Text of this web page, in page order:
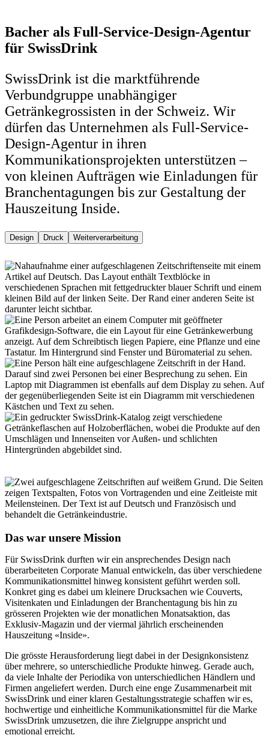
Bacher als Full-Service-Design-Agentur
für SwissDrink
SwissDrink ist die marktführende
Verbundgruppe unabhängiger
Getränkegrossisten in der Schweiz. Wir
dürfen das Unternehmen als Full-Service-
Design-Agentur in ihren
Kommunikationsprojekten unterstützen –
von kleinen Aufträgen wie Einladungen für
Branchentagungen bis zur Gestaltung der
Hauszeitung Inside.
Design Druck Weiterverarbeitung
Das war unsere Mission
Für SwissDrink durften wir ein ansprechendes Design nach
überarbeiteten Corporate Manual entwickeln, das über verschiedene
Kommunikationsmittel hinweg konsistent geführt werden soll.
Konkret ging es dabei um kleinere Drucksachen wie Couverts,
Visitenkaten und Einladungen der Branchentagung bis hin zu
grösseren Projekten wie der monatlichen Monatsaktion, das
Exklusiv-Magazin und der viermal jährlich erscheinenden
Hauszeitung «Inside».
Die grösste Herausforderung liegt dabei in der Designkonsistenz
über mehrere, so unterschiedliche Produkte hinweg. Gerade auch,
da viele Inhalte der Periodika von unterschiedlichen Händlern und
Firmen angeliefert werden. Durch eine enge Zusammenarbeit mit
SwissDrink und einer klaren Gestaltungsstrategie schaffen wir es,
hochwertige und einheitliche Kommunikationsmittel für die Marke
SwissDrink umzusetzen, die ihre Zielgruppe anspricht und
emotional erreicht.